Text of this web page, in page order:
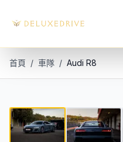
首頁 / 車隊 / Audi R8